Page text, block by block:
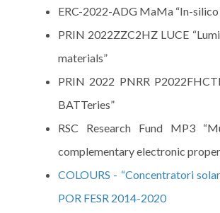
ERC-2022-ADG MaMa “In-
PRIN 2022ZZC2HZ LUCE
materials”
PRIN 2022 PNRR
BATTeries”
RSC Research Fund MP3
complementary electronic
COLOURS - “Concentratori
POR FESR 2014-2020